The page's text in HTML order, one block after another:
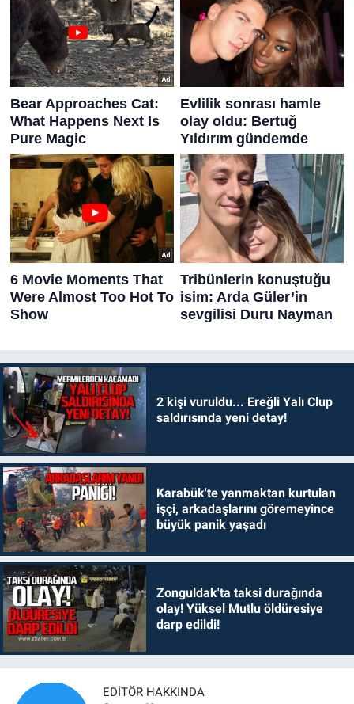
2 kişi vuruldu... Ereğli Yalı Clup
saldırısında yeni detay!
Karabük'te yanmaktan kurtulan
işçi, arkadaşlarını göremeyince
büyük panik yaşadı
Zonguldak'ta taksi durağında
olay! Yüksel Mutlu öldüresiye
darp edildi!
EDITÖR HAKKINDA